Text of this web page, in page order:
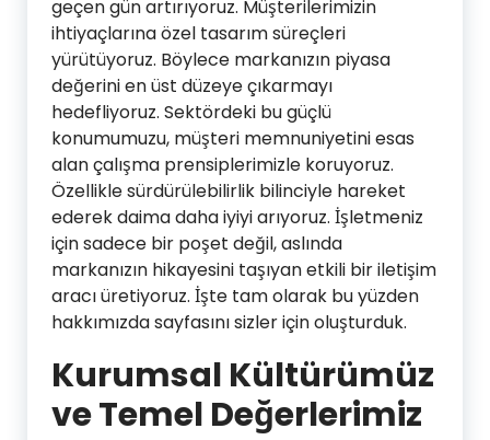
geçen gün artırıyoruz. Müşterilerimizin
ihtiyaçlarına özel tasarım süreçleri
yürütüyoruz. Böylece markanızın piyasa
değerini en üst düzeye çıkarmayı
hedefliyoruz. Sektördeki bu güçlü
konumumuzu, müşteri memnuniyetini esas
alan çalışma prensiplerimizle koruyoruz.
Özellikle sürdürülebilirlik bilinciyle hareket
ederek daima daha iyiyi arıyoruz. İşletmeniz
için sadece bir poşet değil, aslında
markanızın hikayesini taşıyan etkili bir iletişim
aracı üretiyoruz. İşte tam olarak bu yüzden
hakkımızda sayfasını sizler için oluşturduk.
Kurumsal Kültürümüz
ve Temel Değerlerimiz